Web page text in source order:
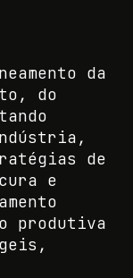
da
do
de
e
produtiva